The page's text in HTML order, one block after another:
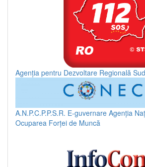
Agenția pentru Dezvoltare Regională
A.N.P.C.P.P.S.R. E-guvernare Agenția
Ocuparea Forței de Muncă